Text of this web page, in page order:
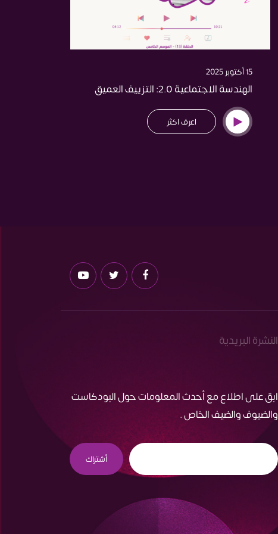
15 أكتوبر 2025
الهندسة الاجتماعية 2.0: التزييف العميق
اعرف اكثر
النشرة البريدية
ابق على اطلاع مع أحدث المعلومات حول البودكاست
والضيوف والضيف الخاص .
أشتراك